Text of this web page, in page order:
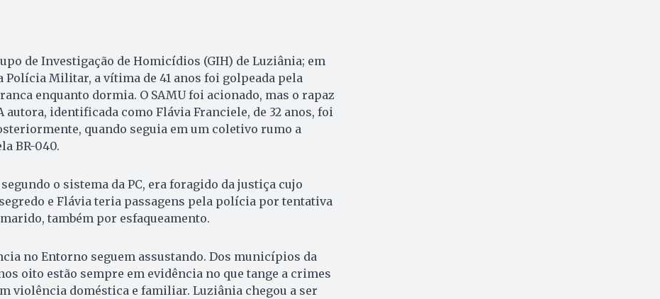
de Investigação de Homicídios (GIH) de Luziânia; em
Polícia Militar, a vítima de 41 anos foi golpeada pela
enquanto dormia. O SAMU foi acionado, mas o rapaz
autora, identificada como Flávia Franciele, de 32 anos, foi
quando seguia em um coletivo rumo a
BR-040.
o sistema da PC, era foragido da justiça cujo
e Flávia teria passagens pela polícia por tentativa
também por esfaqueamento.
no Entorno seguem assustando. Dos municípios da
oito estão sempre em evidência no que tange a crimes
violência doméstica e familiar. Luziânia chegou a ser